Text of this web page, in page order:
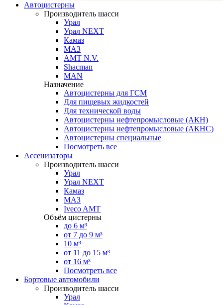
Автоцистерны
Производитель шасси
Урал
Урал NEXT
Камаз
МАЗ
AMT N.V.
Shacman
MAN
Назначение
Автоцистерны для ГСМ
Для пищевых жидкостей
Для технической воды
Автоцистерны нефтепромысловые (АКН)
Автоцистерны нефтепромысловые (АКНС)
Автоцистерны специальные
Посмотреть все
Ассенизаторы
Производитель шасси
Урал
Урал NEXT
Камаз
МАЗ
Iveco AMT
Объём цистерны
до 6 м³
от 7 до 9 м³
10 м³
от 11 до 15 м³
от 16 м³
Посмотреть все
Бортовые автомобили
Производитель шасси
Урал